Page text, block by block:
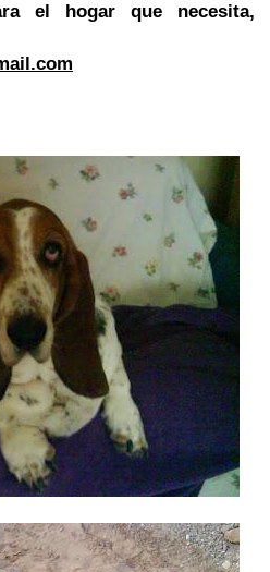
el hogar que necesita,